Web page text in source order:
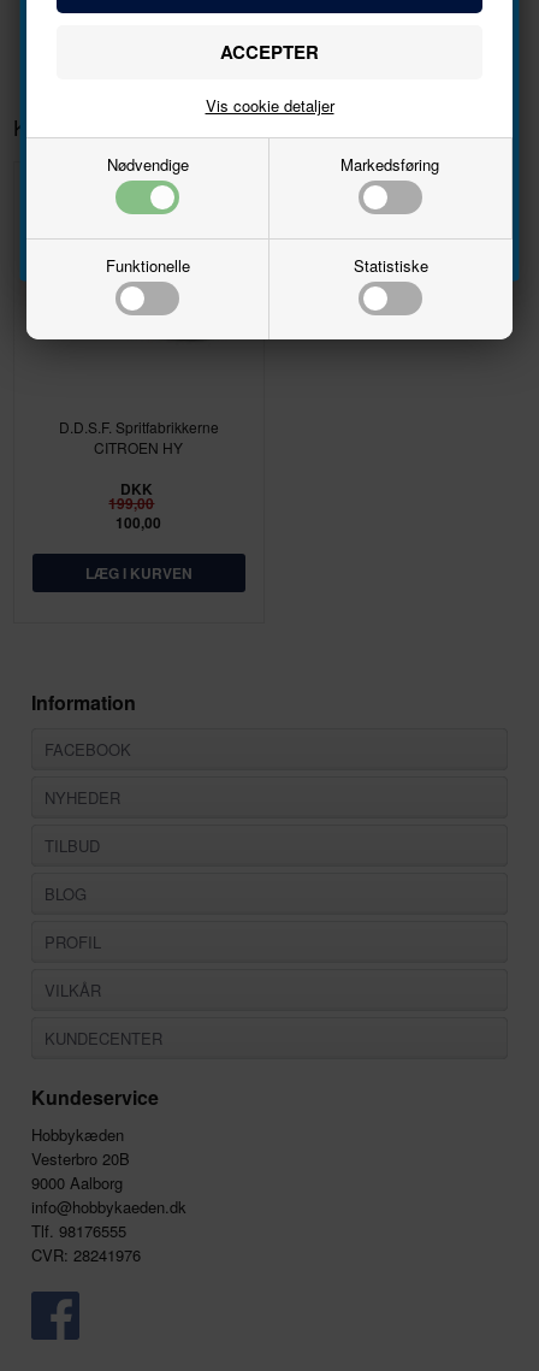
Nødvendige Markedsføring
Funktionelle Statistiske
Vis cookie detaljer
Kunder købte også
D.D.S.F. Spritfabrikkerne
CITROEN HY
DKK
199,00
100,00
Information
FACEBOOK
NYHEDER
TILBUD
BLOG
PROFIL
VILKÅR
KUNDECENTER
Kundeservice
Hobbykæden
Vesterbro 20B
9000 Aalborg
info@hobbykaeden.dk
Tlf. 98176555
CVR: 28241976